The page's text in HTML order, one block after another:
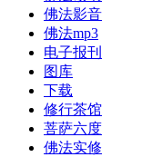
佛法影音
佛法mp3
电子报刊
图库
下载
修行茶馆
菩萨六度
佛法实修